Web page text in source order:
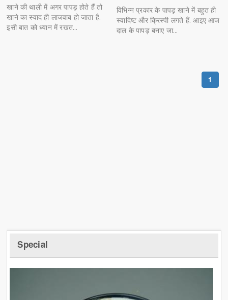
खाने की थाली में अगर पापड़ होते हैं तो
खाने का स्वाद ही लाजवाब हो जाता है.
इसी बात को ध्यान में रखत...
विभिन्न प्रकार के पापड़ खाने में बहुत ही
स्वादिष्ट और क्रिस्पी लगते हैं. आइए आज
दाल के पापड़ बनाए जा...
1
Special